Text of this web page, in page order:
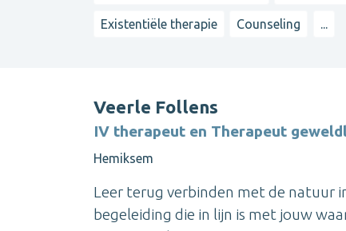
Existentiële therapie Counseling ...
Veerle Follens
IV therapeut en Therapeut
Hemiksem
Leer terug verbinden met de natuur
begeleiding die in lijn is met jouw